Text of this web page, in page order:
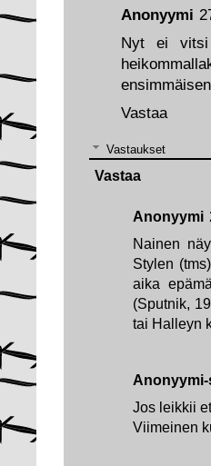
Anonyymi
Nyt ei vitsi
Vastaa
Vastaukset
Anonyymi
Nainen
Stylen
aika
(Sputnik,
tai Halleyn
Anonyymi-
Jos leikkii
Viimeinen
Vastaa